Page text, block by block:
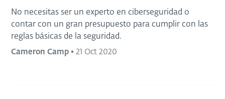
No necesitas ser un experto en ciberseguridad o
contar con un gran presupuesto para cumplir con las
reglas básicas de la seguridad.
Cameron Camp • 21 Oct 2020